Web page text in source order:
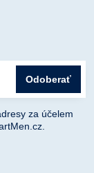
Odoberať
za účelem